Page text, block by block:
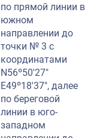
по прямой линии в
южном
направлении до
точки № 3 с
координатами
N56º50′27″
E49º18′37″, далее
по береговой
линии в юго-
западном